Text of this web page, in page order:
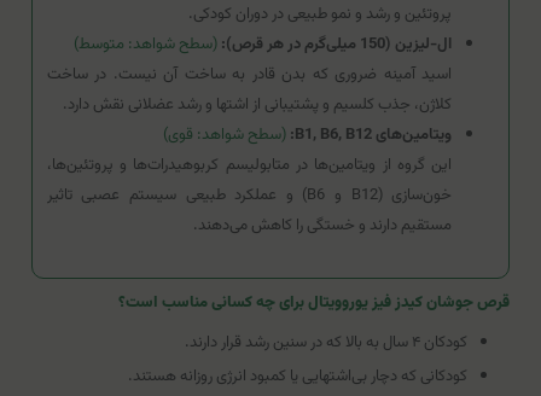
پروتئین و رشد و نمو طبیعی در دوران کودکی.
ال-لیزین (150 میلی‌گرم در هر قرص):
(سطح شواهد: متوسط)
اسید آمینه ضروری که بدن قادر به ساخت آن نیست. در ساخت
کلاژن، جذب کلسیم و پشتیبانی از اشتها و رشد عضلانی نقش دارد.
ویتامین‌های B1, B6, B12:
(سطح شواهد: قوی)
این گروه از ویتامین‌ها در متابولیسم کربوهیدرات‌ها و پروتئین‌ها،
خون‌سازی (B12 و B6) و عملکرد طبیعی سیستم عصبی تاثیر
مستقیم دارند و خستگی را کاهش می‌دهند.
قرص جوشان کیدز فیز یوروویتال برای چه کسانی مناسب است؟
کودکان ۴ سال به بالا که در سنین رشد قرار دارند.
کودکانی که دچار بی‌اشتهایی یا کمبود انرژی روزانه هستند.